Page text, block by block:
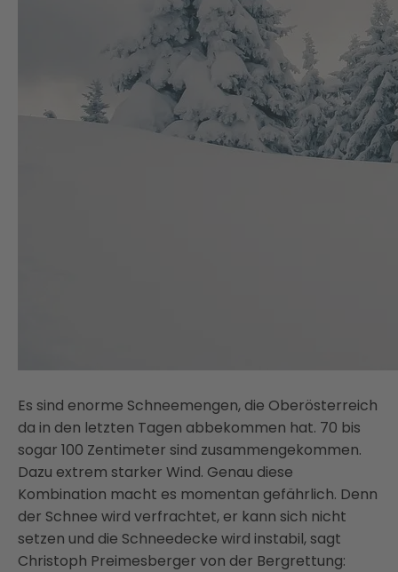
Es sind enorme Schneemengen, die Oberösterreich
da in den letzten Tagen abbekommen hat. 70 bis
sogar 100 Zentimeter sind zusammengekommen.
Dazu extrem starker Wind. Genau diese
Kombination macht es momentan gefährlich. Denn
der Schnee wird verfrachtet, er kann sich nicht
setzen und die Schneedecke wird instabil, sagt
Christoph Preimesberger von der Bergrettung: